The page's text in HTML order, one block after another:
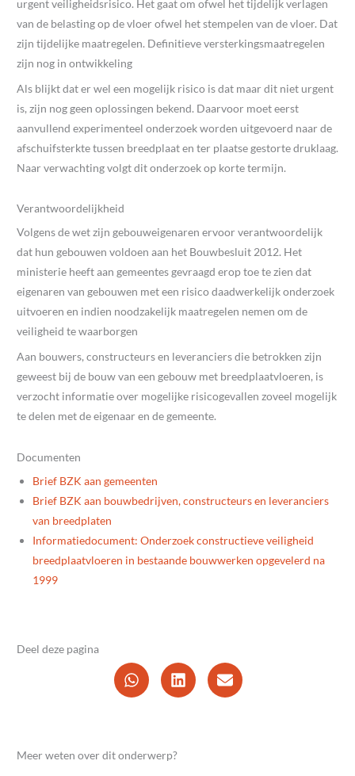
urgent veiligheidsrisico. Het gaat om ofwel het tijdelijk verlagen
van de belasting op de vloer ofwel het stempelen van de vloer. Dat
zijn tijdelijke maatregelen. Definitieve versterkingsmaatregelen
zijn nog in ontwikkeling
Als blijkt dat er wel een mogelijk risico is dat maar dit niet urgent
is, zijn nog geen oplossingen bekend. Daarvoor moet eerst
aanvullend experimenteel onderzoek worden uitgevoerd naar de
afschuifsterkte tussen breedplaat en ter plaatse gestorte druklaag.
Naar verwachting volgt dit onderzoek op korte termijn.
Verantwoordelijkheid
Volgens de wet zijn gebouweigenaren ervoor verantwoordelijk
dat hun gebouwen voldoen aan het Bouwbesluit 2012. Het
ministerie heeft aan gemeentes gevraagd erop toe te zien dat
eigenaren van gebouwen met een risico daadwerkelijk onderzoek
uitvoeren en indien noodzakelijk maatregelen nemen om de
veiligheid te waarborgen
Aan bouwers, constructeurs en leveranciers die betrokken zijn
geweest bij de bouw van een gebouw met breedplaatvloeren, is
verzocht informatie over mogelijke risicogevallen zoveel mogelijk
te delen met de eigenaar en de gemeente.
Documenten
Brief BZK aan gemeenten
Brief BZK aan bouwbedrijven, constructeurs en leveranciers
van breedplaten
Informatiedocument: Onderzoek constructieve veiligheid
breedplaatvloeren in bestaande bouwwerken opgevelerd na
1999
Deel deze pagina
Meer weten over dit onderwerp?